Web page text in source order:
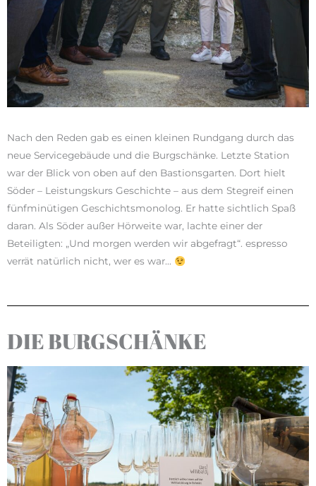
Nach den Reden gab es einen kleinen Rundgang durch das
neue Servicegebäude und die Burgschänke. Letzte Station
war der Blick von oben auf den Bastionsgarten. Dort hielt
Söder – Leistungskurs Geschichte – aus dem Stegreif einen
fünfminütigen Geschichtsmonolog. Er hatte sichtlich Spaß
daran. Als Söder außer Hörweite war, lachte einer der
Beteiligten: „Und morgen werden wir abgefragt“. espresso
verrät natürlich nicht, wer es war…
DIE BURGSCHÄNKE